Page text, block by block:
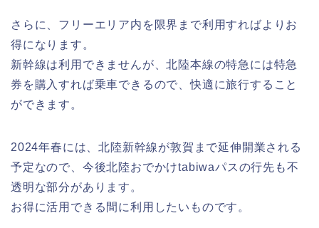
さらに、フリーエリア内を限界まで利用すればよりお
得になります。
新幹線は利用できませんが、北陸本線の特急には特急
券を購入すれば乗車できるので、快適に旅行すること
ができます。
2024年春には、北陸新幹線が敦賀まで延伸開業される
予定なので、今後北陸おでかけtabiwaパスの行先も不
透明な部分があります。
お得に活用できる間に利用したいものです。